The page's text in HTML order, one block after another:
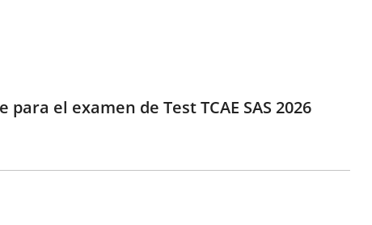
el examen de Test TCAE SAS 2026